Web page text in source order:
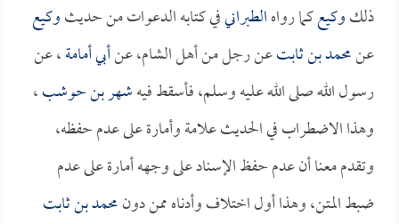
ذلكوكيعكما رواهالطبرانيفي كتابه الدعوات من حديثوكيع
عنمحمد بن ثابتعن رجل من أهل الشام، عنأبي أمامة، عن
رسول الله صلى الله عليه وسلم، فأسقط فيهشهر بن حوشب،
وهذا الاضطراب في الحديث علامة وأمارة على عدم حفظه،
وتقدم معنا أن عدم حفظ الإسناد على وجهه أمارة على عدم
ضبط المتن، وهذا أول اختلاف وأدناه ممن دونمحمد بن ثابت